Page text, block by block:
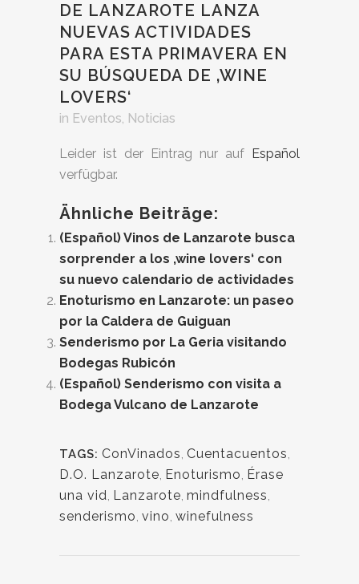
DE LANZAROTE LANZA
NUEVAS ACTIVIDADES
PARA ESTA PRIMAVERA EN
SU BÚSQUEDA DE ‚WINE
LOVERS‘
in Eventos, Noticias
Leider ist der Eintrag nur auf Español
verfügbar.
Ähnliche Beiträge:
(Español) Vinos de Lanzarote busca
sorprender a los ‚wine lovers‘ con
su nuevo calendario de actividades
Enoturismo en Lanzarote: un paseo
por la Caldera de Guiguan
Senderismo por La Geria visitando
Bodegas Rubicón
(Español) Senderismo con visita a
Bodega Vulcano de Lanzarote
TAGS: ConVinados, Cuentacuentos,
D.O. Lanzarote, Enoturismo, Érase
una vid, Lanzarote, mindfulness,
senderismo, vino, winefulness